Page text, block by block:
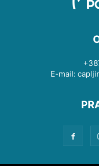
E-mail: